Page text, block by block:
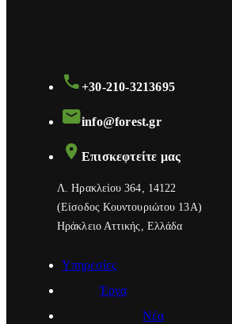
+30-210-3213695
info@forest.gr
Επισκεφτείτε μας
Λ. Ηρακλείου 364, 14122
(Eίσοδος Κουντουριώτου 13Α)
Ηράκλειο Αττικής, Ελλάδα
Υπηρεσίες
Έργα
Νέα